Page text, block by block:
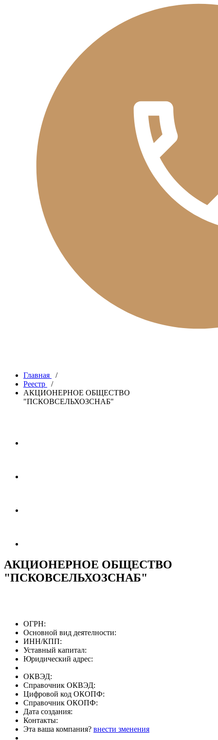
Главная
/
Реестр
/
АКЦИОНЕРНОЕ ОБЩЕСТВО
"ПСКОВСЕЛЬХОЗСНАБ"
АКЦИОНЕРНОЕ ОБЩЕСТВО
"ПСКОВСЕЛЬХОЗСНАБ"
ОГРН:
Основной вид деятелности:
ИНН/КПП:
Уставный капитал:
Юридический адрес:
ОКВЭД:
Справочник ОКВЭД:
Цифровой код ОКОПФ:
Справочник ОКОПФ:
Дата создания:
Контакты:
Эта ваша компания? внести зменения